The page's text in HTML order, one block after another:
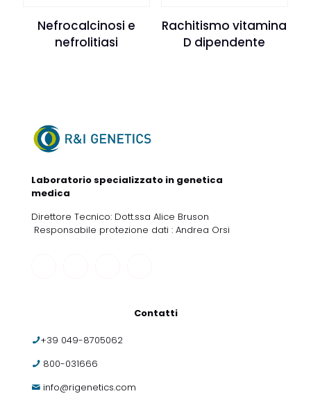
Nefrocalcinosi e
nefrolitiasi
Rachitismo vitamina
D dipendente
Laboratorio specializzato in genetica
medica
Direttore Tecnico: Dott.ssa Alice Bruson
Responsabile protezione dati : Andrea Orsi
Contatti
+39 049-8705062
800-031666
info@rigenetics.com